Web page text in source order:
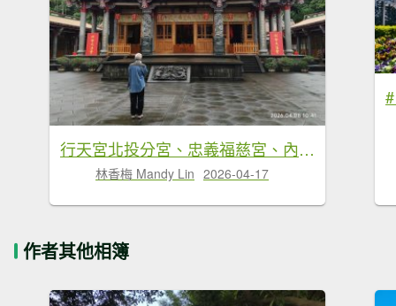
行天宮北投分宮、忠義福慈宮、內湖大港墘公園
林香梅 Mandy Lin 2026-04-17
作者其他相簿